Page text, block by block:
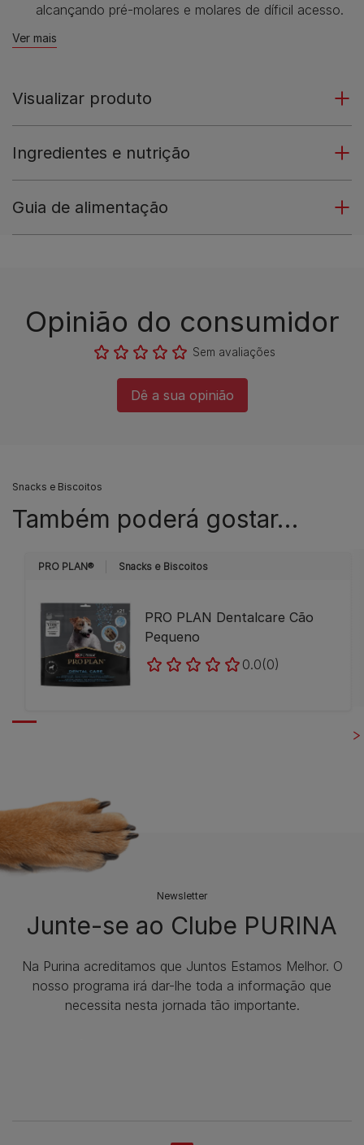
alcançando pré-molares e molares de díficil acesso.
Ver mais
Visualizar produto
Ingredientes e nutrição
Guia de alimentação
Opinião do consumidor​
Sem avaliações​
Dê a sua opinião​
Snacks e Biscoitos
Também poderá gostar…
PRO PLAN® Snacks e Biscoitos
PRO PLAN Dentalcare Cão
Pequeno
0.0(0)
Newsletter
Junte-se ao Clube PURINA
Na Purina acreditamos que Juntos Estamos Melhor. O
nosso programa irá dar-lhe toda a informação que
necessita nesta jornada tão importante.